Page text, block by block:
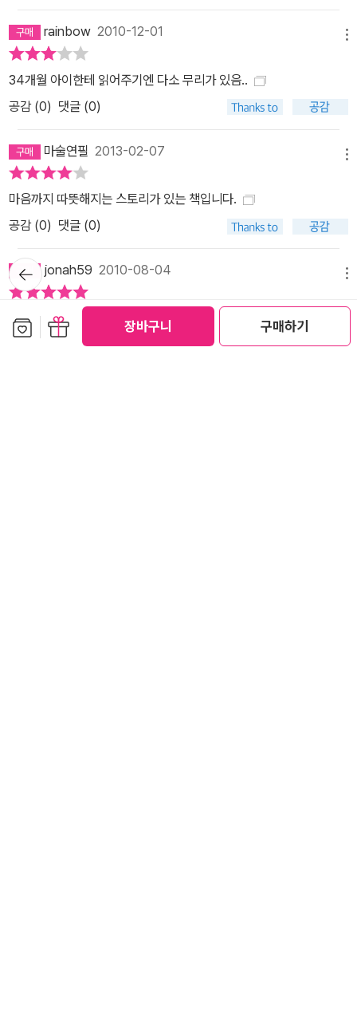
장바구니 구매하기
rainbow 2010-12-01
34개월 아이한테 읽어주기엔 다소 무리가 있음..
공감 (0) 댓글 (0)
마술연필 2013-02-07
마음까지 따뜻해지는 스토리가 있는 책입니다.
공감 (0) 댓글 (0)
jonah59 2010-08-04
모든 여성들에게 권하고 싶다.
댓글 (0)
뒤로가
기